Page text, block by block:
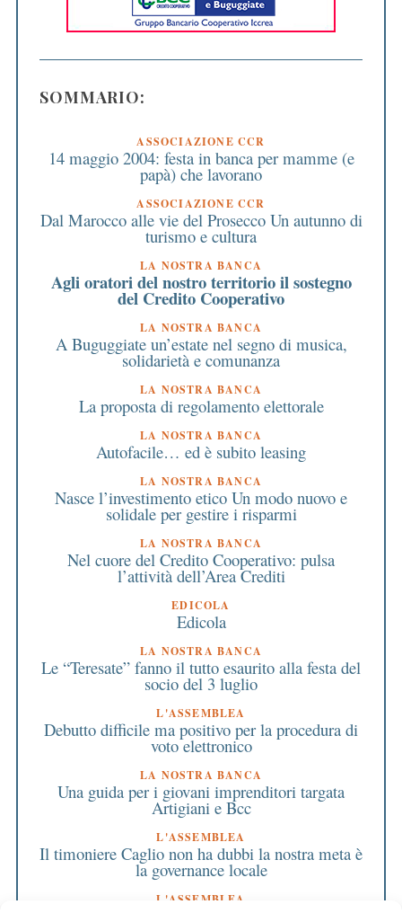
SOMMARIO:
ASSOCIAZIONE CCR
14 maggio 2004: festa in banca per mamme (e
papà) che lavorano
ASSOCIAZIONE CCR
Dal Marocco alle vie del Prosecco Un autunno di
turismo e cultura
LA NOSTRA BANCA
Agli oratori del nostro territorio il sostegno
del Credito Cooperativo
LA NOSTRA BANCA
A Buguggiate un’estate nel segno di musica,
solidarietà e comunanza
LA NOSTRA BANCA
La proposta di regolamento elettorale
LA NOSTRA BANCA
Autofacile… ed è subito leasing
LA NOSTRA BANCA
Nasce l’investimento etico Un modo nuovo e
solidale per gestire i risparmi
LA NOSTRA BANCA
Nel cuore del Credito Cooperativo: pulsa
l’attività dell’Area Crediti
EDICOLA
Edicola
LA NOSTRA BANCA
Le “Teresate” fanno il tutto esaurito alla festa del
socio del 3 luglio
L'ASSEMBLEA
Debutto difficile ma positivo per la procedura di
voto elettronico
LA NOSTRA BANCA
Una guida per i giovani imprenditori targata
Artigiani e Bcc
L'ASSEMBLEA
Il timoniere Caglio non ha dubbi la nostra meta è
la governance locale
L'ASSEMBLEA